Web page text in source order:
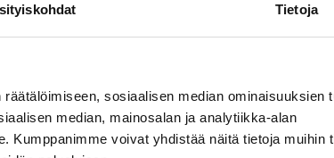
Tietoja
sosiaalisen median ominaisuuksien
median, mainosalan ja analytiikka-alan
Kumppanimme voivat yhdistää näitä tietoja muihin